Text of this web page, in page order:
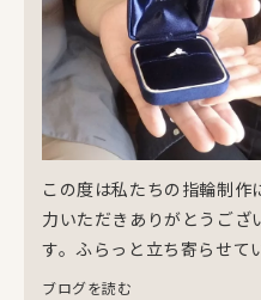
この度は私たちの指輪制作
力いただきありがとうござ
す。ふらっと立ち寄らせて
いた日から指輪の受け取り
ブログを読む